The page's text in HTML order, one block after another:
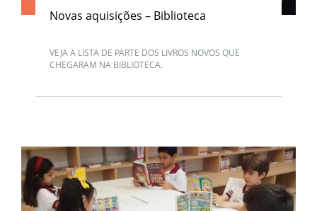
Novas aquisições – Biblioteca
VEJA A LISTA DE PARTE DOS LIVROS NOVOS QUE
CHEGARAM NA BIBLIOTECA.